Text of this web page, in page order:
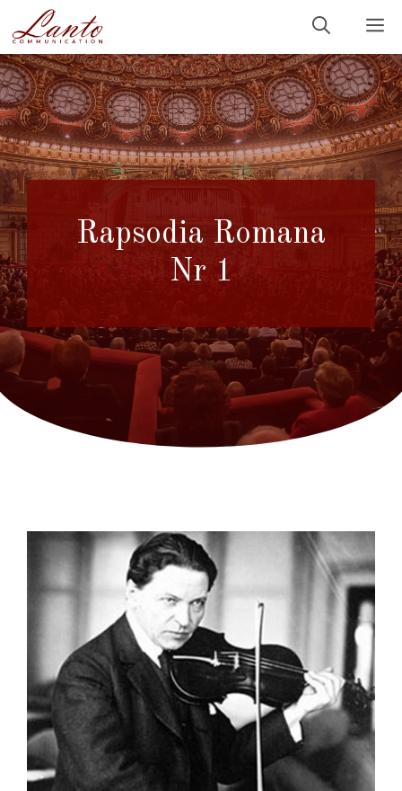
la
conținut
Rapsodia Romana
Nr 1